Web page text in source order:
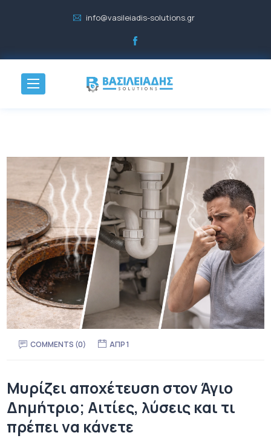
info@vasileiadis-solutions.gr
COMMENTS (0) ΑΠΡ 1
Μυρίζει αποχέτευση στον Άγιο
Δημήτριο; Αιτίες, λύσεις και τι
πρέπει να κάνετε